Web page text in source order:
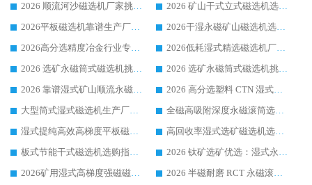
2026 顺流河沙磁选机厂家挑选攻略 | 业内口碑龙头企业高性价比品牌推荐
2026 矿山干式立式磁选机选型攻略 梳理深耕磁电装备多年靠谱生产厂商
2026平板磁选机靠谱生产厂家选购指南 行业口碑良好品牌推荐 磁电领域实力强者
2026干湿永磁矿山磁选机选型攻略 优质生产厂家排名 选矿领域高口碑品牌推荐指南
2026高分选精度冶金行业专用磁选机生产厂家,干湿式磁选机源头供应商推荐
2026低耗湿式精​选磁选机厂家怎么选?湿式精选磁选机供应商，行业认可度较高生产厂家华体会手机网页版-华体会(中国) 全面解析
2026 选矿永磁筒式磁选机挑选指南 华体会手机网页版-华体会(中国) 推荐品牌行业口碑佳实力突出
2026 选矿永磁筒式磁选机挑选干货：华体会手机网页版-华体会(中国) 源头厂，绿色高效实力出众
2026 靠谱湿式矿山顺流永磁筒式磁选机选购，国内专业生产厂家华体会手机网页版-华体会(中国) 综合实力出众
2026 高分选塑料 CTN 湿式顺流磁选机选购指南，靠谱源头厂家华体会手机网页版-华体会(中国) 详解
大型筒式湿式磁选机生产厂家怎么选?华体会手机网页版-华体会(中国) 设备口碑广受行业认可
全磁高吸附深度永磁滚筒选购指南 业内口碑稳定磁电设备生产厂家详细推荐
湿式提纯高效高梯度平板磁选机靠谱设备源头厂商华体会手机网页版-华体会(中国) 综合测评
高回收率湿式选矿磁选机选购指南 业内口碑磁电设备生产厂家实力解析
板式节能干式磁选机选购指南，源头生产厂家华体会手机网页版-华体会(中国) 综合实力可观
2026 钛矿选矿优选：湿式永磁筒式磁选机源头厂家华体会手机网页版-华体会(中国) 综合解析
2026矿用湿式高梯度强磁磁选机选购指南，临朐靠谱磁电生产厂家华体会手机网页版-华体会(中国) 详解
2026 半磁耐磨 RCT 永磁滚筒选购指南，临朐源头生产厂家华体会手机网页版-华体会(中国) 实测分享